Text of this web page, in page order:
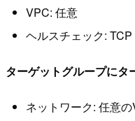
VPC: 任意
ヘルスチェック: TCP
ターゲットグループにタ
ネットワーク: 任意